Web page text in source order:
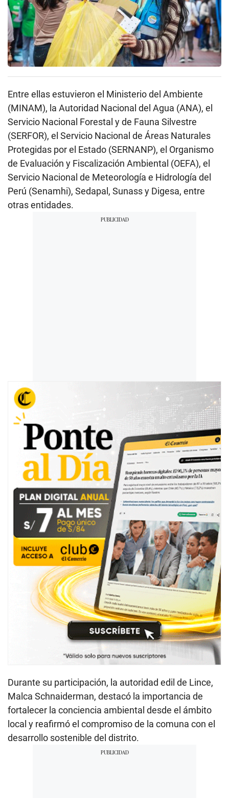
Entre ellas estuvieron el Ministerio del Ambiente
(MINAM), la Autoridad Nacional del Agua (ANA), el
Servicio Nacional Forestal y de Fauna Silvestre
(SERFOR), el Servicio Nacional de Áreas Naturales
Protegidas por el Estado (SERNANP), el Organismo
de Evaluación y Fiscalización Ambiental (OEFA), el
Servicio Nacional de Meteorología e Hidrología del
Perú (Senamhi), Sedapal, Sunass y Digesa, entre
otras entidades.
Durante su participación, la autoridad edil de Lince,
Malca Schnaiderman, destacó la importancia de
fortalecer la conciencia ambiental desde el ámbito
local y reafirmó el compromiso de la comuna con el
desarrollo sostenible del distrito.